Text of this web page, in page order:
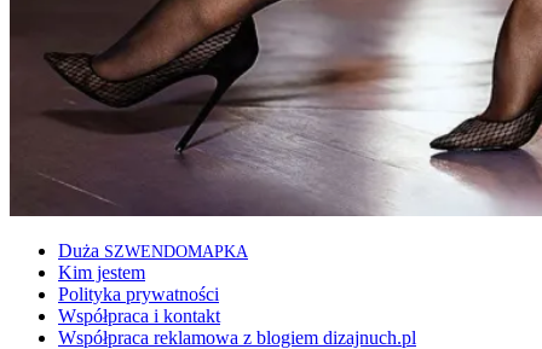
Duża SZWENDOMAPKA
Kim jestem
Polityka prywatności
Współpraca i kontakt
Współpraca reklamowa z blogiem dizajnuch.pl